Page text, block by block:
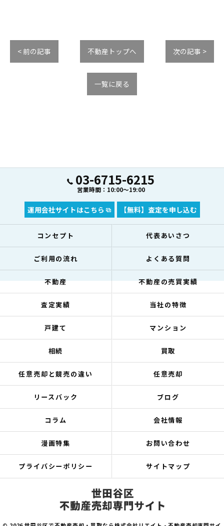
< 前の記事 不動産トップへ 次の記事 >
一覧に戻る
03-6715-6215
営業時間：10:00～19:00
運用会社サイトはこちら 【無料】査定を申し込む
コンセプト 代表あいさつ
ご利用の流れ よくある質問
不動産 不動産の売買実績
査定実績 当社の特徴
戸建て マンション
相続 買取
任意売却と競売の違い 任意売却
リースバック ブログ
コラム 会社情報
漫画特集 お問い合わせ
プライバシーポリシー サイトマップ